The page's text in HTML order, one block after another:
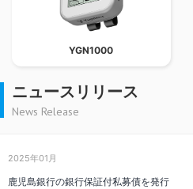
YGN1000
ニュースリリース
News Release
2025年01月
鹿児島銀行の銀行保証付私募債を発行